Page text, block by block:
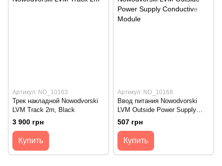
Артикул: ND_10163
Трек накладной Nowodvorski
LVM Track 2m, Black
3 900 грн
Купить
Артикул: ND_10168
Ввод питания Nowodvorski
LVM Outside Power Supply
Conductive Module, Black
507 грн
Купить